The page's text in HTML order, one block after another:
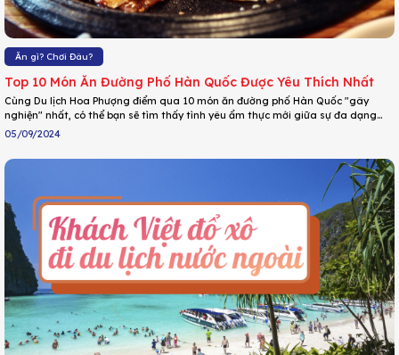
Ăn gì? Chơi Đâu?
Top 10 Món Ăn Đường Phố Hàn Quốc Được Yêu Thích Nhất
Cùng Du lịch Hoa Phượng điểm qua 10 món ăn đường phố Hàn Quốc "gây
nghiện" nhất, có thể bạn sẽ tìm thấy tình yêu ẩm thực mới giữa sự đa dạng
hương vị này!
05/09/2024